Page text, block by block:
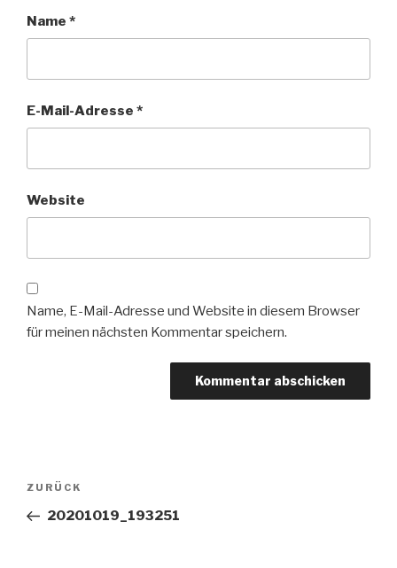
Name *
E-Mail-Adresse *
Website
Name, E-Mail-Adresse und Website in diesem Browser
für meinen nächsten Kommentar speichern.
Beitragsnavigation
Vorheriger
Beitrag
ZURÜCK
20201019_193251